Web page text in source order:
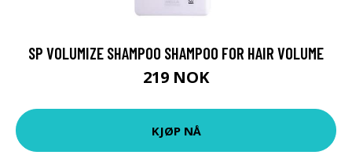
SP VOLUMIZE SHAMPOO SHAMPOO FOR HAIR VOLUME
219 NOK
KJØP NÅ